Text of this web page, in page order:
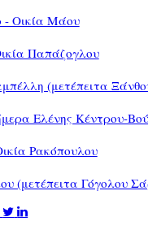
- Οικία Μάου
Παπάζογλου
(μετέπειτα
Ελένης Κέντρου-
Ρακόπουλου
(μετέπειτα Γόγολου